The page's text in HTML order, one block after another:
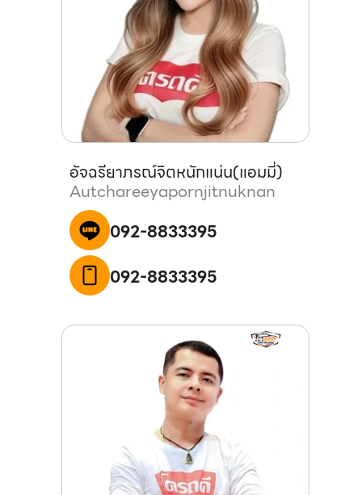
อัจฉรียาภรณ์จิตหนักแน่น(แอมมี่)
Autchareeyapornjitnuknan
092-8833395
092-8833395